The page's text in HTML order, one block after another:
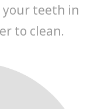
your teeth in
to clean.